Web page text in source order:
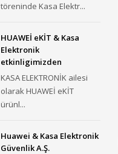
töreninde Kasa Elektr...
HUAWEİ eKİT & Kasa
Elektronik
etkinligimizden
KASA ELEKTRONİK ailesi
olarak HUAWEİ eKİT
ürünl...
Huawei & Kasa Elektronik
Güvenlik A.Ş.